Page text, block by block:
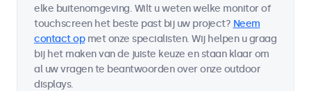
elke buitenomgeving. Wilt u weten welke monitor of
touchscreen het beste past bij uw project? Neem
contact opmet onze specialisten. Wij helpen u graag
bij het maken van de juiste keuze en staan klaar om
al uw vragen te beantwoorden over onze outdoor
displays.